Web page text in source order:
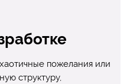
пожелания или
структуру,